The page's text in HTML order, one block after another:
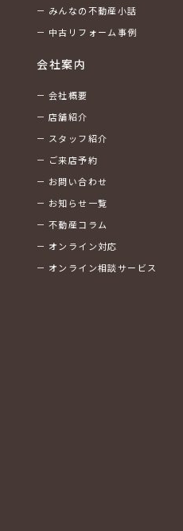
みんなの不動産小話
中古リフォーム事例
会社案内
会社概要
店舗紹介
スタッフ紹介
ご来店予約
お問い合わせ
お知らせ一覧
不動産コラム
オンライン対応
オンライン相談サービス